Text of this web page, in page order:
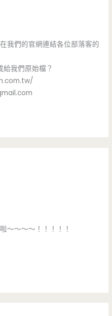
我們的官網連結各位部落客的
我們原始檔？
～～～～！！！！！